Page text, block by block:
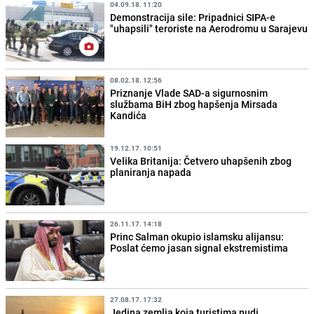
04.09.18. 11:20
Demonstracija sile: Pripadnici SIPA-e
"uhapsili" teroriste na Aerodromu u Sarajevu
08.02.18. 12:56
Priznanje Vlade SAD-a sigurnosnim
službama BiH zbog hapšenja Mirsada
Kandića
19.12.17. 10:51
Velika Britanija: Četvero uhapšenih zbog
planiranja napada
26.11.17. 14:18
Princ Salman okupio islamsku alijansu:
Poslat ćemo jasan signal ekstremistima
27.08.17. 17:32